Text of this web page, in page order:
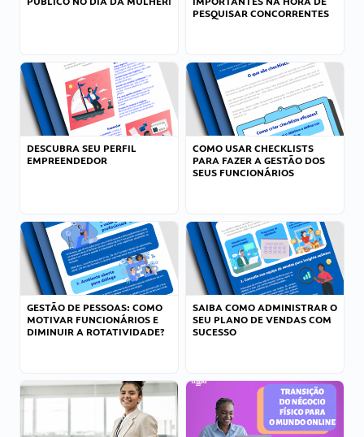
PESQUISAR CONCORRENTES
DESCUBRA SEU PERFIL
EMPREENDEDOR
COMO USAR CHECKLISTS
PARA FAZER A GESTÃO DOS
SEUS FUNCIONÁRIOS
GESTÃO DE PESSOAS: COMO
MOTIVAR FUNCIONÁRIOS E
DIMINUIR A ROTATIVIDADE?
SAIBA COMO ADMINISTRAR O
SEU PLANO DE VENDAS COM
SUCESSO